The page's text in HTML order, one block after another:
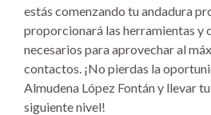
estás comenzando tu andadura
proporcionará las herramientas y
necesarios para aprovechar al
contactos. ¡No pierdas la
Almudena López Fontán y llevar
siguiente nivel!